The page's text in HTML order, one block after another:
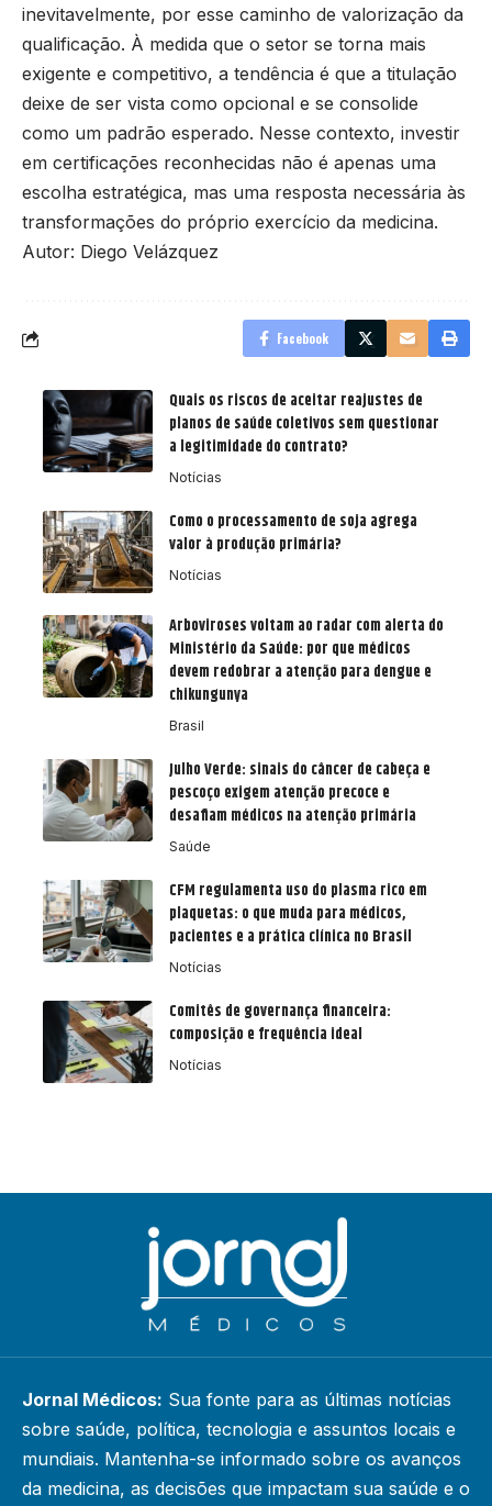
inevitavelmente, por esse caminho de valorização da
qualificação. À medida que o setor se torna mais
exigente e competitivo, a tendência é que a titulação
deixe de ser vista como opcional e se consolide
como um padrão esperado. Nesse contexto, investir
em certificações reconhecidas não é apenas uma
escolha estratégica, mas uma resposta necessária às
transformações do próprio exercício da medicina.
Autor: Diego Velázquez
Facebook
Quais os riscos de aceitar reajustes de
planos de saúde coletivos sem questionar
a legitimidade do contrato?
Notícias
Como o processamento de soja agrega
valor à produção primária?
Notícias
Arboviroses voltam ao radar com alerta do
Ministério da Saúde: por que médicos
devem redobrar a atenção para dengue e
chikungunya
Brasil
Julho Verde: sinais do câncer de cabeça e
pescoço exigem atenção precoce e
desafiam médicos na atenção primária
Saúde
CFM regulamenta uso do plasma rico em
plaquetas: o que muda para médicos,
pacientes e a prática clínica no Brasil
Notícias
Comitês de governança financeira:
composição e frequência ideal
Notícias
Jornal Médicos: Sua fonte para as últimas notícias
sobre saúde, política, tecnologia e assuntos locais e
mundiais. Mantenha-se informado sobre os avanços
da medicina, as decisões que impactam sua saúde e o